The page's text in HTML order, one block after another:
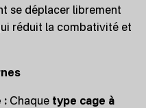
se déplacer librement
réduit la combativité et
: Chaque type cage à